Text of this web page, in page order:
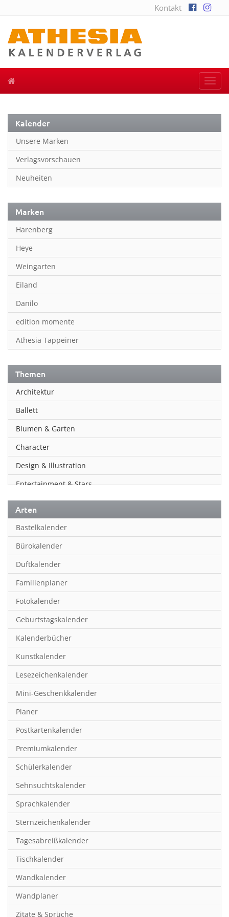
Kontakt
Kalender
Unsere Marken
Verlagsvorschauen
Neuheiten
Marken
Harenberg
Heye
Weingarten
Eiland
Danilo
edition momente
Athesia Tappeiner
Themen
Architektur
Ballett
Blumen & Garten
Character
Design & Illustration
Entertainment & Stars
Erotik
Essen & Trinken
Familienplaner
Fantasy
Film
Fotokunst
Frauen
Fußball
Gaming
Geburtstagskalender
Geschichte
Hobby & Basteln
Humor & Cartoon
Inspiration & Entspannung
Inspiration & Spiritualität
Kinderkalender
Kunst
Länder & Städte
Landschaft & Natur
Lifestyle
Literatur
Manga & Animé
Neutrale Kalender
Arten
Bastelkalender
Bürokalender
Duftkalender
Familienplaner
Fotokalender
Geburtstagskalender
Kalenderbücher
Kunstkalender
Lesezeichenkalender
Mini-Geschenkkalender
Planer
Postkartenkalender
Premiumkalender
Schülerkalender
Sehnsuchtskalender
Sprachkalender
Sternzeichenkalender
Tagesabreißkalender
Tischkalender
Wandkalender
Wandplaner
Zitate & Sprüche